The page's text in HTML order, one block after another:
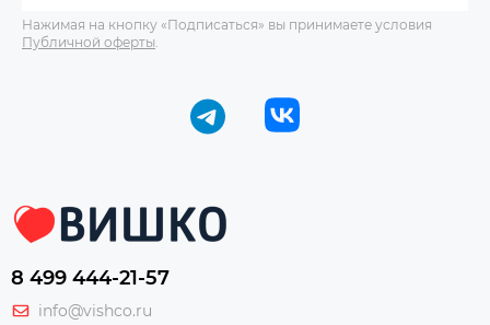
Нажимая на кнопку «Подписаться» вы принимаете условия
Публичной оферты
8 499 444-21-57
info@vishco.ru